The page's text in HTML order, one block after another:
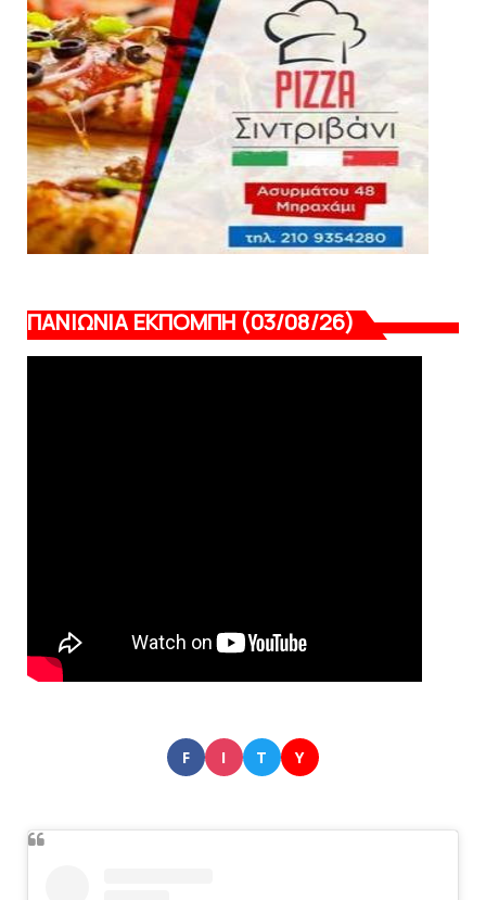
LIVE η Πανιώνια Εκπομπή!
August 03, 2026
ΠΑΝΙΩΝΙΑ ΕΚΠΟΜΠΗ (03/08/26)
F I T Y